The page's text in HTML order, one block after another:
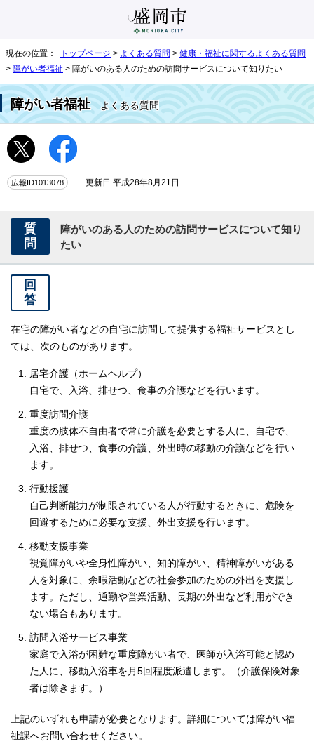
現在の位置： トップページ > よくある質問 > 健康・福祉に関するよくある質問
> 障がい者福祉 > 障がいのある人のための訪問サービスについて知りたい
障がい者福祉よくある質問
広報ID1013078 更新日 平成28年8月21日
質
問
障がいのある人のための訪問サービスについて知り
たい
回
答
在宅の障がい者などの自宅に訪問して提供する福祉サービスとし
ては、次のものがあります。
居宅介護（ホームヘルプ）
自宅で、入浴、排せつ、食事の介護などを行います。
重度訪問介護
重度の肢体不自由者で常に介護を必要とする人に、自宅で、
入浴、排せつ、食事の介護、外出時の移動の介護などを行い
ます。
行動援護
自己判断能力が制限されている人が行動するときに、危険を
回避するために必要な支援、外出支援を行います。
移動支援事業
視覚障がいや全身性障がい、知的障がい、精神障がいがある
人を対象に、余暇活動などの社会参加のための外出を支援し
ます。ただし、通勤や営業活動、長期の外出など利用ができ
ない場合もあります。
訪問入浴サービス事業
家庭で入浴が困難な重度障がい者で、医師が入浴可能と認め
た人に、移動入浴車を月5回程度派遣します。（介護保険対象
者は除きます。）
上記のいずれも申請が必要となります。詳細については障がい福
祉課へお問い合わせください。